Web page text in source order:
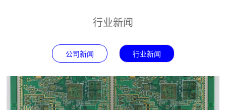
行业新闻
公司新闻 行业新闻